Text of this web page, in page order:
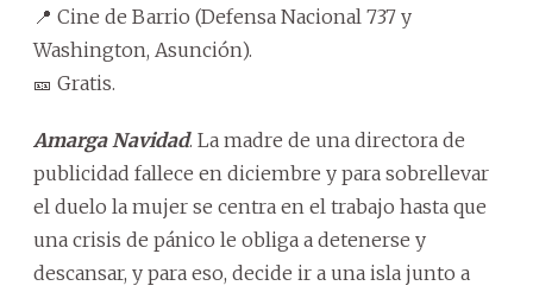
📍 Cine de Barrio (Defensa Nacional 737 y
Washington, Asunción).
🎫 Gratis.
Amarga Navidad. La madre de una directora de
publicidad fallece en diciembre y para sobrellevar
el duelo la mujer se centra en el trabajo hasta que
una crisis de pánico le obliga a detenerse y
descansar, y para eso, decide ir a una isla junto a